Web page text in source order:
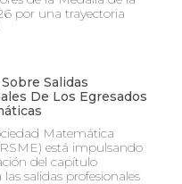
por una trayectoria
Salidas
De Los Egresados
Matemática
está impulsando
del capítulo
salidas profesionales